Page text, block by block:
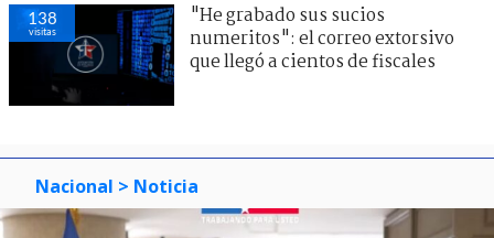
138
visitas
"He grabado sus sucios
numeritos": el correo extorsivo
que llegó a cientos de fiscales
Nacional > Noticia